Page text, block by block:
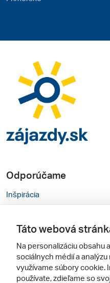
Odporúčame
Inšpirácia
Cestovné kancelárie
Zájezdy.cz
Táto webová
Na personalizáciu obsahu
sociálnych médií a
využívame súbory cookie.
používate, zdieľame so